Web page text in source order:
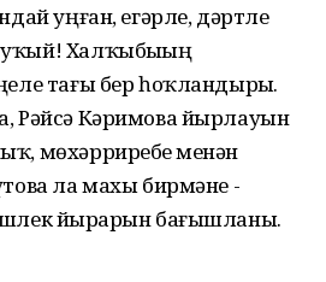
уңған, егәрле, дәртле
Халҡыбыҙҙың
тағы бер һоҡландырҙы.
Рәйсә Кәримова йырлауын
мөхәрриребеҙ менән
ла махы бирмәне -
йырҙарын бағышланы.